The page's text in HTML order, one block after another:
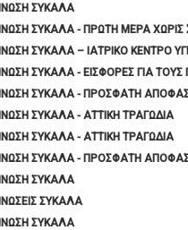
ΣΥΚΑΛΑ
ΣΥΚΑΛΑ - ΠΡΩΤΗ ΜΕΡΑ ΧΩΡΙΣ
ΣΥΚΑΛΑ – ΙΑΤΡΙΚΟ ΚΕΝΤΡΟ
ΣΥΚΑΛΑ - ΕΙΣΦΟΡΕΣ ΓΙΑ
ΣΥΚΑΛΑ - ΠΡΟΣΦΑΤΗ
ΣΥΚΑΛΑ - ΑΤΤΙΚΗ ΤΡΑΓΩΔΙΑ
ΣΥΚΑΛΑ - ΑΤΤΙΚΗ ΤΡΑΓΩΔΙΑ
ΣΥΚΑΛΑ - ΠΡΟΣΦΑΤΗ
ΣΥΚΑΛΑ
ΣΥΚΑΛΑ
ΣΥΚΑΛΑ